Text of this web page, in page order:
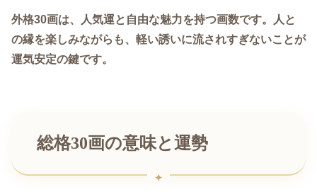
外格30画は、人気運と自由な魅力を持つ画数です。人と
の縁を楽しみながらも、軽い誘いに流されすぎないことが
運気安定の鍵です。
総格30画の意味と運勢